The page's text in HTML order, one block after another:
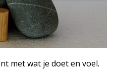
met wat je doet en voel.